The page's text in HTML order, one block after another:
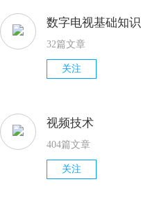
数字电视基础知识
32篇文章
关注
视频技术
404篇文章
关注